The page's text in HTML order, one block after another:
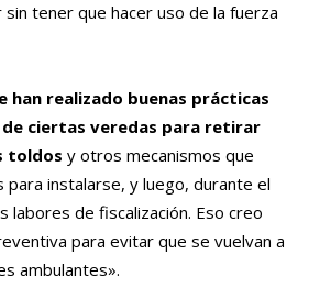
sin tener que hacer uso de la fuerza
han realizado buenas prácticas
ciertas veredas para retirar
toldos y otros mecanismos que
para instalarse, y luego, durante el
labores de fiscalización. Eso creo
para evitar que se vuelvan a
ambulantes».